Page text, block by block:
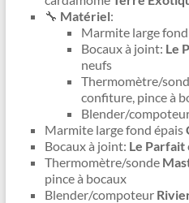
🔧 Matériel:
Marmite large
Bocaux à joint: Le
neufs
Thermomètre/
confiture, pince à
Blender/
Marmite large fond épais
Bocaux à joint: Le Parfait
Thermomètre/sonde
pince à bocaux
Blender/compoteur